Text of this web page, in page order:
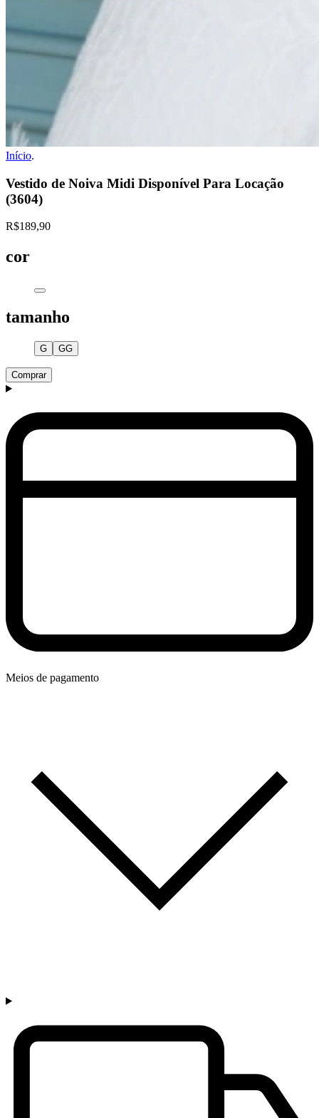
Início.
Vestido de Noiva Midi Disponível Para Locação
(3604)
R$189,90
cor
tamanho
G GG
Comprar
Meios de pagamento